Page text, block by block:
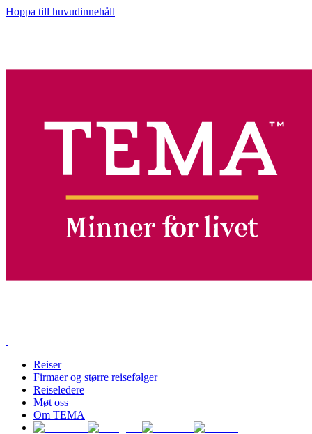
Hoppa till huvudinnehåll
Reiser
Firmaer og større reisefølger
Reiseledere
Møt oss
Om TEMA